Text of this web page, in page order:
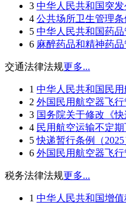
3 中华人民共和国突
4 公共场所卫生管理条
5 中华人民共和国药品
6 麻醉药品和精神药品
交通法律法规更多...
1 中华人民共和国民用
2 外国民用航空器飞行
3 国务院关于修改《
4 民用航空运输不定期
5 快递暂行条例（2025
6 外国民用航空器飞行
税务法律法规更多...
1 中华人民共和国增值